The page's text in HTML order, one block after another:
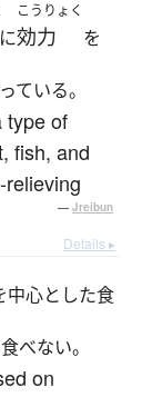
に
こうりょく
効力 を
ている。
type of
fish, and
— Jreibun
Details ▸
中心とした食
べない。
on